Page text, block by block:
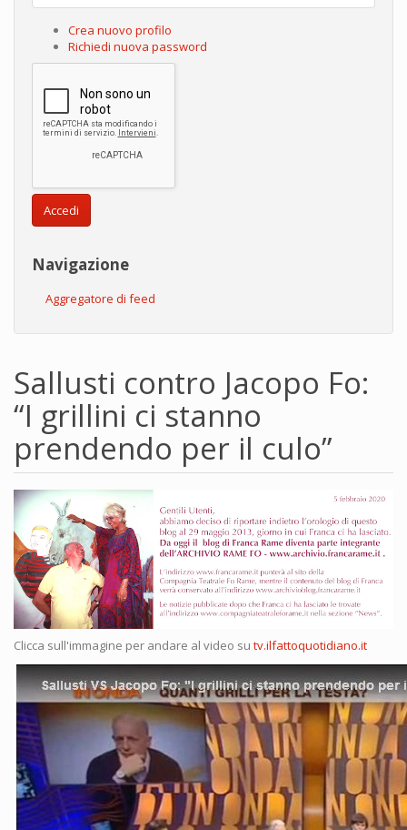
Crea nuovo profilo
Richiedi nuova password
Accedi
Navigazione
Aggregatore di feed
Sallusti contro Jacopo Fo:
“I grillini ci stanno
prendendo per il culo”
Clicca sull'immagine per andare al video su tv.ilfattoquotidiano.it